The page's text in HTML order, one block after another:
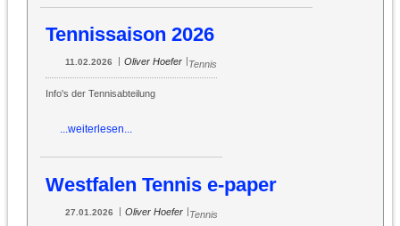
Tennissaison 2026
11.02.2026 Oliver Hoefer Tennis
Info's der Tennisabteilung
...weiterlesen...
Westfalen Tennis e-paper
27.01.2026 | Oliver Hoefer |Tennis